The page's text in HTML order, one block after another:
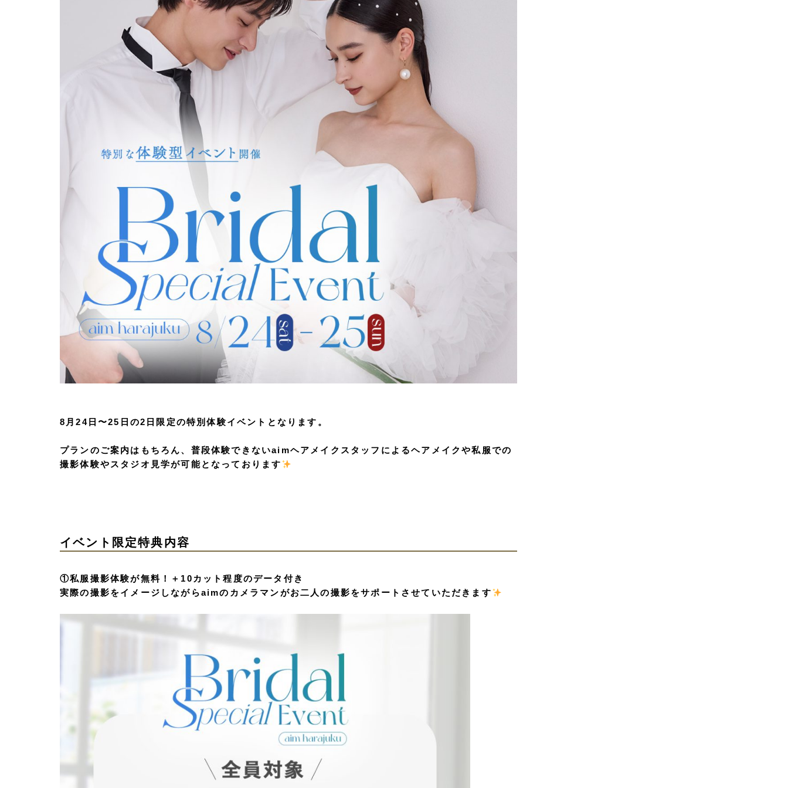
8月24日〜25日の2日限定の特別体験イベントとなります。
プランのご案内はもちろん、普段体験できないaimヘアメイクスタッフによるヘアメイクや私服での
撮影体験やスタジオ見学が可能となっております
イベント限定特典内容
①私服撮影体験が無料！＋10カット程度のデータ付き
実際の撮影をイメージしながらaimのカメラマンがお二人の撮影をサポートさせていただきます